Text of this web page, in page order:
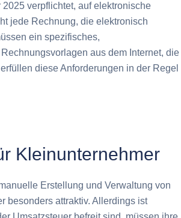
verpflichtet, auf elektronische
jede Rechnung, die elektronisch
ein spezifisches,
aus dem Internet, die
diese Anforderungen in der Regel
Kleinunternehmer
Erstellung und Verwaltung von
besonders attraktiv. Allerdings ist